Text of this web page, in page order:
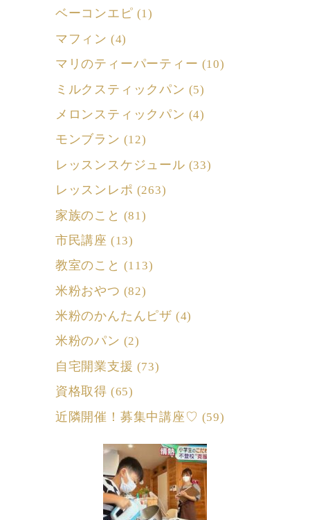
ベーコンエピ (1)
マフィン (4)
マリのティーパーティー (10)
ミルクスティックパン (5)
メロンスティックパン (4)
モンブラン (12)
レッスンスケジュール (33)
レッスンレポ (263)
家族のこと (81)
市民講座 (13)
教室のこと (113)
米粉おやつ (82)
米粉のかんたんピザ (4)
米粉のパン (2)
自宅開業支援 (73)
資格取得 (65)
近隣開催！募集中講座♡ (59)